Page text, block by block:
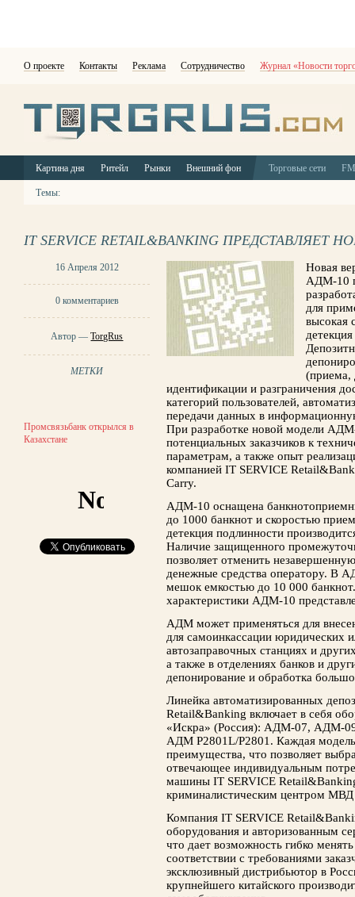
О проекте Контакты Реклама Сотрудничество Журнал «Новости
Картина дня Ритейл Рынки Внешний фон Торговые сети
Темы:
IT SERVICE RETAIL&BANKING
16 Апреля 2012
0 комментариев
Автор —TorgRus
МЕТКИ
Промсвязьбанк открылся в
Казахстане
Новая
АДМ-10
для
высокая
(приема,
идентификации и разграничения
категорий пользователей,
передачи данных в
При разработке новой модели
потенциальных заказчиков к
параметрам, а также опыт
компанией IT SERVICE
Carry.
АДМ-10 оснащена
до 1000 банкнот и скоростью
детекция подлинности
Наличие защищенного
позволяет отменить
денежные средства оператору. В
мешок емкостью до 10 000
характеристики АДМ-10
АДМ может применяться для
для самоинкассации юридических
автозаправочных станциях и
а также в отделениях банков и
депонирование и обработка
Линейка автоматизированных
Retail&Banking включает в себя
«Искра» (Россия): АДМ-07, АДМ-
АДМ P2801L/P2801. Каждая
преимущества, что позволяет
отвечающее индивидуальным
машины IT SERVICE
криминалистическим центром МВД
Компания IT SERVICE
оборудования и авторизованным
что дает возможность гибко
соответствии с требованиями
эксклюзивный дистрибьютор в
крупнейшего китайского